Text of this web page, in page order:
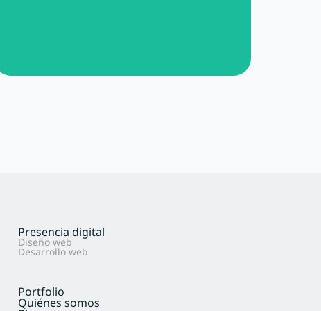
Presencia digital
Diseño web
Desarrollo web
Portfolio
Quiénes somos